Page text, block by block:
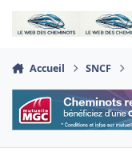
Aller au contenu
Accueil SNCF